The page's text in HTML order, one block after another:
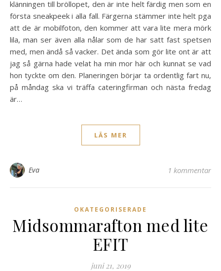
klänningen till bröllopet, den är inte helt färdig men som en
första sneakpeek i alla fall. Färgerna stämmer inte helt pga
att de är mobilfoton, den kommer att vara lite mera mörk
lila, man ser även alla nålar som de har satt fast spetsen
med, men ändå så vacker. Det ända som gör lite ont är att
jag så gärna hade velat ha min mor här och kunnat se vad
hon tyckte om den. Planeringen börjar ta ordentlig fart nu,
på måndag ska vi träffa cateringfirman och nästa fredag
är…
LÄS MER
Eva 1 kommentar
OKATEGORISERADE
Midsommarafton med lite
EFIT
juni 21, 2019